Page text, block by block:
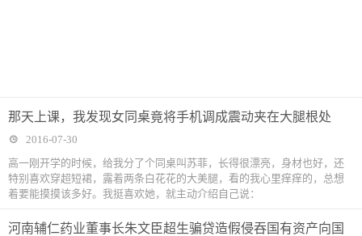
那天上课，我发现女同桌竟将手机调成震动夹在大腿根处
2016-07-30
高一刚开学的时候，给我分了个同桌叫苏菲，长得很漂亮，身材也好，还
特别喜欢穿超短裙，露着两条白花花的大美腿，看的我心里痒痒的，总想
着要能摸摸该多好。我挺喜欢她，就主动介绍自己说：
河南辅仁药业董事长朱文臣超生骗贷造假侵吞国有资产向国